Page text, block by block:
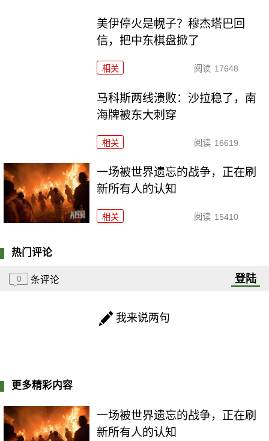
美伊停火是幌子？穆杰塔巴回
信，把中东棋盘掀了
相关 阅读 17648
马科斯两线溃败：沙拉稳了，南
海牌被东大刺穿
相关 阅读 16619
一场被世界遗忘的战争，正在刷
新所有人的认知
相关 阅读 15410
热门评论
0 条评论 登陆
我来说两句
更多精彩内容
一场被世界遗忘的战争，正在刷
新所有人的认知